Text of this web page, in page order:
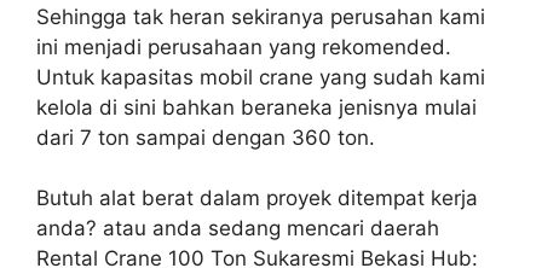
Sehingga tak heran sekiranya perusahan kami
ini menjadi perusahaan yang rekomended.
Untuk kapasitas mobil crane yang sudah kami
kelola di sini bahkan beraneka jenisnya mulai
dari 7 ton sampai dengan 360 ton.
Butuh alat berat dalam proyek ditempat kerja
anda? atau anda sedang mencari daerah
Rental Crane 100 Ton Sukaresmi Bekasi Hub: